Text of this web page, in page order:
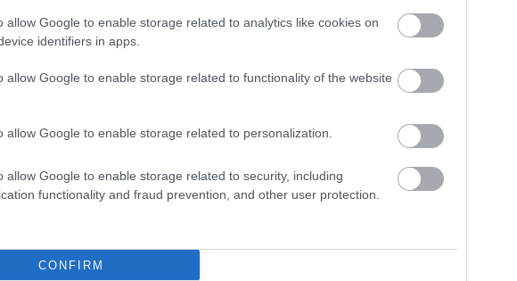
allow Google to enable storage related to analytics like cookies on
identifiers in apps.
allow Google to enable storage related to functionality of the website
allow Google to enable storage related to personalization.
allow Google to enable storage related to security, including
functionality and fraud prevention, and other user protection.
CONFIRM